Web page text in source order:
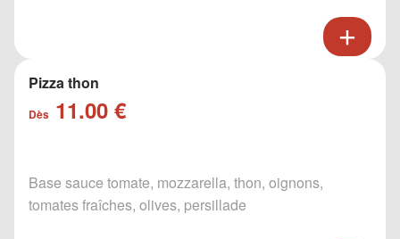
Pizza thon
Dès 11.00 €
Base sauce tomate, mozzarella, thon, oignons,
tomates fraîches, olives, persillade